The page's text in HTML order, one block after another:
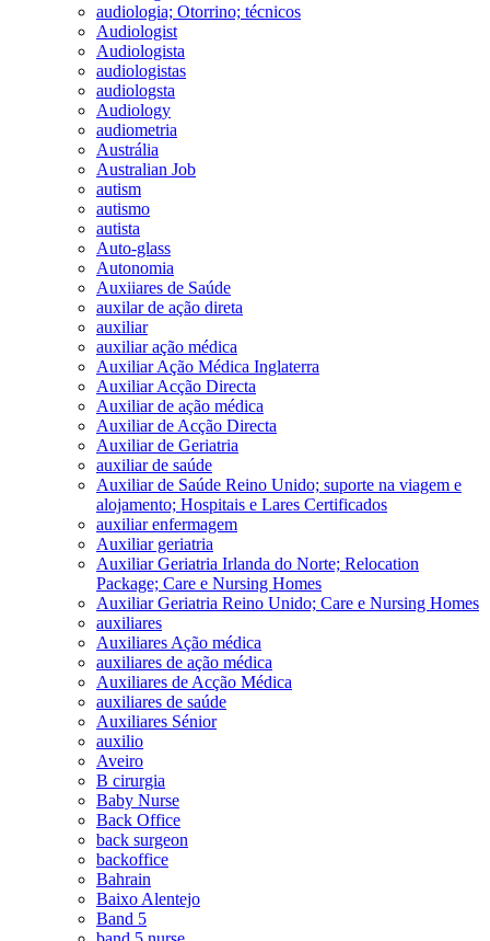
audiologia; Otorrino; técnicos
Audiologist
Audiologista
audiologistas
audiologsta
Audiology
audiometria
Austrália
Australian Job
autism
autismo
autista
Auto-glass
Autonomia
Auxiiares de Saúde
auxilar de ação direta
auxiliar
auxiliar ação médica
Auxiliar Ação Médica Inglaterra
Auxiliar Acção Directa
Auxiliar de ação médica
Auxiliar de Acção Directa
Auxiliar de Geriatria
auxiliar de saúde
Auxiliar de Saúde Reino Unido; suporte na viagem e
alojamento; Hospitais e Lares Certificados
auxiliar enfermagem
Auxiliar geriatria
Auxiliar Geriatria Irlanda do Norte; Relocation
Package; Care e Nursing Homes
Auxiliar Geriatria Reino Unido; Care e Nursing Homes
auxiliares
Auxiliares Ação médica
auxiliares de ação médica
Auxiliares de Acção Médica
auxiliares de saúde
Auxiliares Sénior
auxilio
Aveiro
B cirurgia
Baby Nurse
Back Office
back surgeon
backoffice
Bahrain
Baixo Alentejo
Band 5